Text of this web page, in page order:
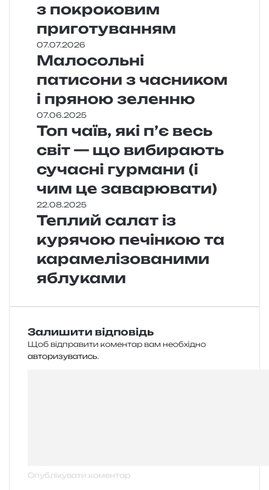
з покроковим
приготуванням
07.07.2026
Малосольні
патисони з часником
і пряною зеленню
07.06.2025
Топ чаїв, які п’є весь
світ — що вибирають
сучасні гурмани (і
чим це заварювати)
22.08.2025
Теплий салат із
курячою печінкою та
карамелізованими
яблуками
Залишити відповідь
Щоб відправити коментар вам необхідно
авторизуватись.